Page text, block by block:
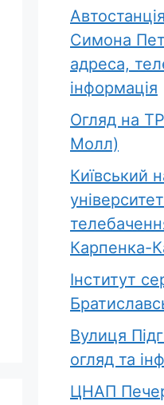
Новий
веломаршрут
Києві за 35
мільйонів
Симона
адреса,
інформація
Огляд на
Молл)
Київський
Карпенка-
Інститут
Вулиця
огляд та
ЦНАП